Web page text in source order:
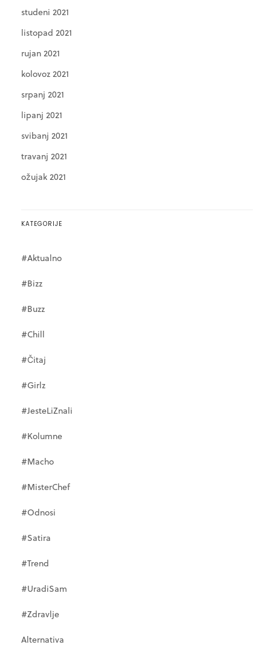
studeni 2021
listopad 2021
rujan 2021
kolovoz 2021
srpanj 2021
lipanj 2021
svibanj 2021
travanj 2021
ožujak 2021
KATEGORIJE
#Aktualno
#Bizz
#Buzz
#Chill
#Čitaj
#Girlz
#JesteLiZnali
#Kolumne
#Macho
#MisterChef
#Odnosi
#Satira
#Trend
#UradiSam
#Zdravlje
Alternativa